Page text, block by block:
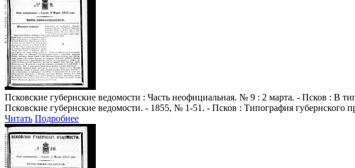
Псковские губернские ведомости : Часть неофициальная. № 9 : 2 марта. - Псков : В
Псковские губернские ведомости. - 1855, № 1-51. - Псков : Типография губернского
Читать Подробнее